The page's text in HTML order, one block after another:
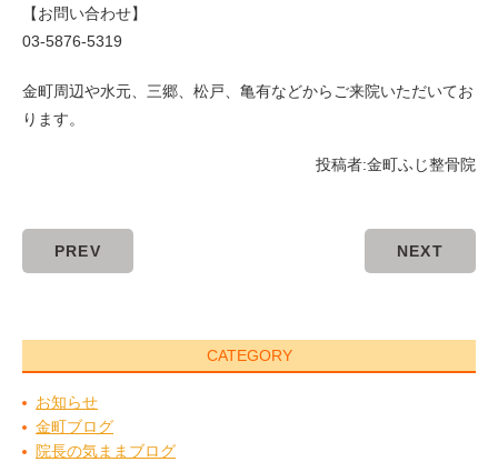
【お問い合わせ】
03-5876-5319
金町周辺や水元、三郷、松戸、亀有などからご来院いただいてお
ります。
投稿者:金町ふじ整骨院
PREV NEXT
CATEGORY
お知らせ
金町ブログ
院長の気ままブログ